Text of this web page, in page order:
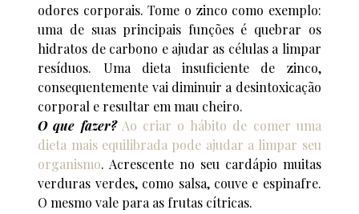
odores corporais. Tome o zinco como exemplo:
uma de suas principais funções é quebrar os
hidratos de carbono e ajudar as células a limpar
resíduos. Uma dieta insuficiente de zinco,
consequentemente vai diminuir a desintoxicação
corporal e resultar em mau cheiro.
O que fazer? Ao criar o hábito de comer uma
dieta mais equilibrada pode ajudar a limpar seu
organismo. Acrescente no seu cardápio muitas
verduras verdes, como salsa, couve e espinafre.
O mesmo vale para as frutas cítricas.